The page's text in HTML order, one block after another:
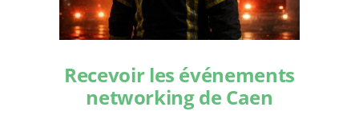
Recevoir les événements
networking de Caen